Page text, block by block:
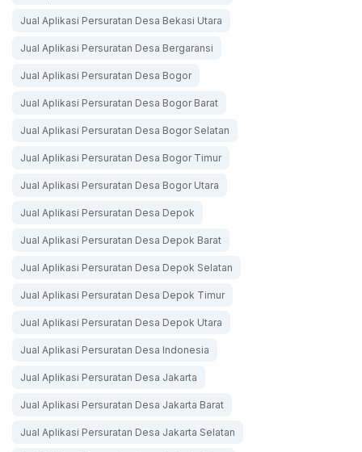
Jual Aplikasi Persuratan Desa Bekasi Utara
Jual Aplikasi Persuratan Desa Bergaransi
Jual Aplikasi Persuratan Desa Bogor
Jual Aplikasi Persuratan Desa Bogor Barat
Jual Aplikasi Persuratan Desa Bogor Selatan
Jual Aplikasi Persuratan Desa Bogor Timur
Jual Aplikasi Persuratan Desa Bogor Utara
Jual Aplikasi Persuratan Desa Depok
Jual Aplikasi Persuratan Desa Depok Barat
Jual Aplikasi Persuratan Desa Depok Selatan
Jual Aplikasi Persuratan Desa Depok Timur
Jual Aplikasi Persuratan Desa Depok Utara
Jual Aplikasi Persuratan Desa Indonesia
Jual Aplikasi Persuratan Desa Jakarta
Jual Aplikasi Persuratan Desa Jakarta Barat
Jual Aplikasi Persuratan Desa Jakarta Selatan